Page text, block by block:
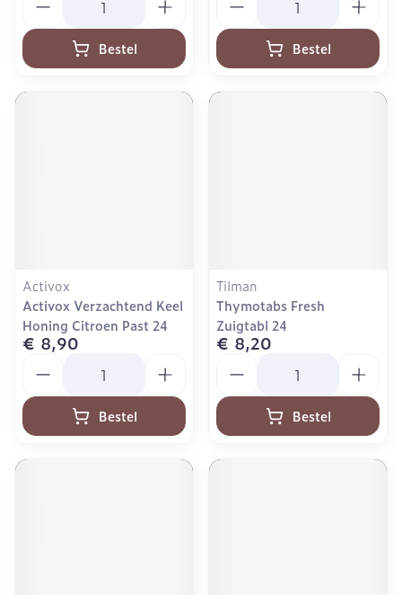
Bestel Bestel
Activox
Activox Verzachtend Keel
Honing Citroen Past 24
€ 8,90
Bestel
Tilman
Thymotabs Fresh
Zuigtabl 24
€ 8,20
Bestel